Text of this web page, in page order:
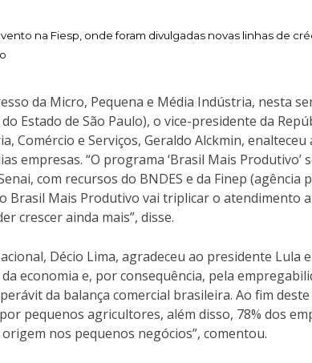
na Fiesp, onde foram divulgadas novas linhas de
da Micro, Pequena e Média Indústria, nesta
Estado de São Paulo), o vice-presidente da
Comércio e Serviços, Geraldo Alckmin,
empresas. “O programa ‘Brasil Mais Produtivo’
com recursos do BNDES e da Finep (agência
Brasil Mais Produtivo vai triplicar o atendimento
crescer ainda mais”, disse.
Décio Lima, agradeceu ao presidente Lula
economia e, por consequência, pela
da balança comercial brasileira. Ao fim
pequenos agricultores, além disso, 78% dos
nos pequenos negócios”, comentou.